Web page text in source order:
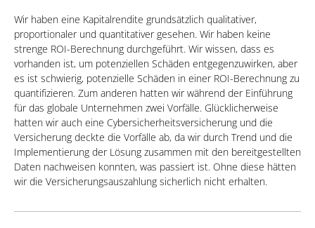
Wir haben eine Kapitalrendite grundsätzlich qualitativer,
proportionaler und quantitativer gesehen. Wir haben keine
strenge ROI-Berechnung durchgeführt. Wir wissen, dass es
vorhanden ist, um potenziellen Schäden entgegenzuwirken, aber
es ist schwierig, potenzielle Schäden in einer ROI-Berechnung zu
quantifizieren. Zum anderen hatten wir während der Einführung
für das globale Unternehmen zwei Vorfälle. Glücklicherweise
hatten wir auch eine Cybersicherheitsversicherung und die
Versicherung deckte die Vorfälle ab, da wir durch Trend und die
Implementierung der Lösung zusammen mit den bereitgestellten
Daten nachweisen konnten, was passiert ist. Ohne diese hätten
wir die Versicherungsauszahlung sicherlich nicht erhalten.